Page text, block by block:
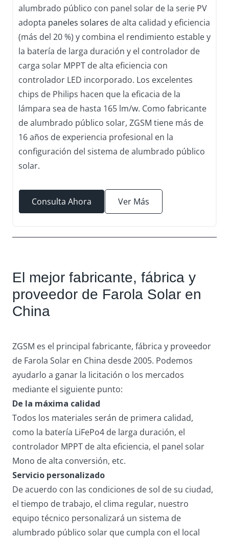
alumbrado público con panel solar de la serie PV
adopta paneles solares de alta calidad y eficiencia
(más del 20 %) y combina el rendimiento estable y
la batería de larga duración y el controlador de
carga solar MPPT de alta eficiencia con
controlador LED incorporado. Los excelentes
chips de Philips hacen que la eficacia de la
lámpara sea de hasta 165 lm/w. Como fabricante
de alumbrado público solar, ZGSM tiene más de
16 años de experiencia profesional en la
configuración del sistema de alumbrado público
solar.
Consulta Ahora Ver Más
El mejor fabricante, fábrica y
proveedor de Farola Solar en
China
ZGSM es el principal fabricante, fábrica y proveedor
de Farola Solar en China desde 2005. Podemos
ayudarlo a ganar la licitación o los mercados
mediante el siguiente punto:
De la máxima calidad
Todos los materiales serán de primera calidad,
como la batería LiFePo4 de larga duración, el
controlador MPPT de alta eficiencia, el panel solar
Mono de alta conversión, etc.
Servicio personalizado
De acuerdo con las condiciones de sol de su ciudad,
el tiempo de trabajo, el clima regular, nuestro
equipo técnico personalizará un sistema de
alumbrado público solar que cumpla con el local